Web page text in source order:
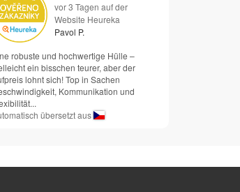
vor 3 Tagen auf der
Website Heureka
Pavol P.
robuste und hochwertige Hülle –
ein bisschen teurer, aber der
lohnt sich! Top in Sachen
Kommunikation und
übersetzt aus